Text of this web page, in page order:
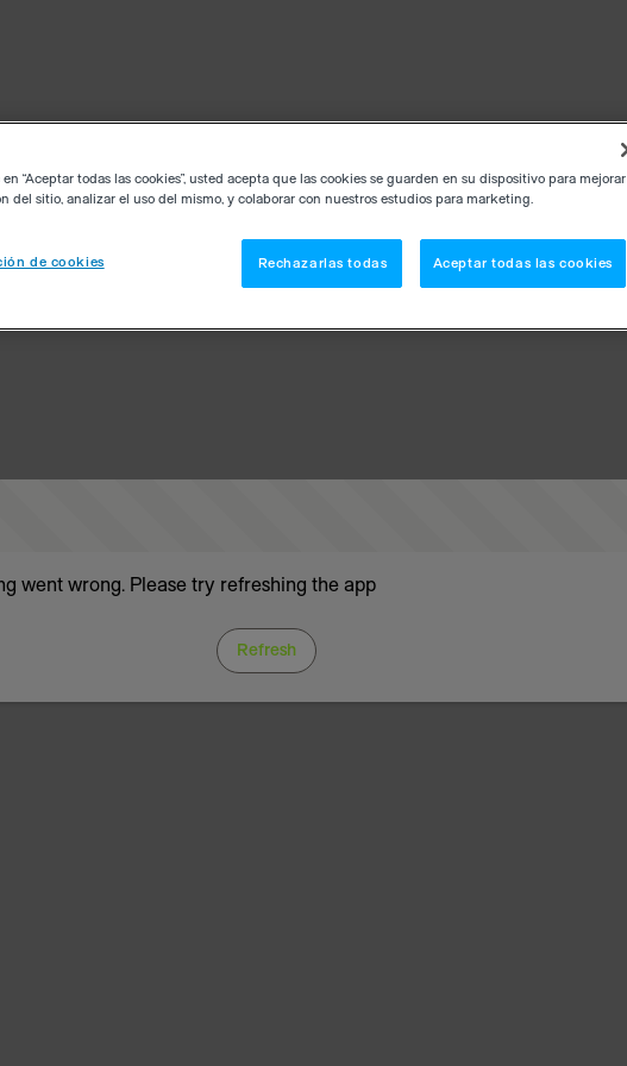
went wrong. Please try refreshing the app
Refresh
“Aceptar todas las cookies”, usted acepta que las cookies se guarden en su dispositivo para mejorar
del sitio, analizar el uso del mismo, y colaborar con nuestros estudios para marketing.
de cookies Rechazarlas todas Aceptar todas las cookies